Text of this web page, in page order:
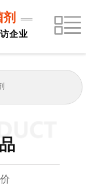
企业